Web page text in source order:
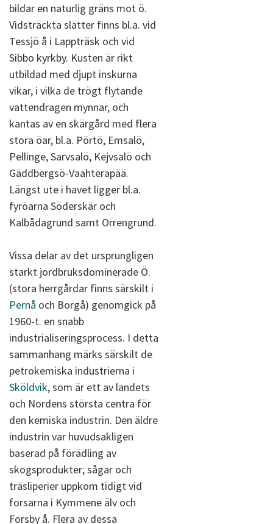
bildar en naturlig gräns mot ö.
Vidsträckta slätter finns bl.a. vid
Tessjö å i Lappträsk och vid
Sibbo kyrkby. Kusten är rikt
utbildad med djupt inskurna
vikar, i vilka de trögt flytande
vattendragen mynnar, och
kantas av en skärgård med flera
stora öar, bl.a. Pörtö, Emsalö,
Pellinge, Sarvsalö, Kejvsalö och
Gäddbergsö-Vaahterapää.
Längst ute i havet ligger bl.a.
fyröarna Söderskär och
Kalbådagrund samt Orrengrund.
Vissa delar av det ursprungligen
starkt jordbruksdominerade Ö.
(stora herrgårdar finns särskilt i
Pernå och Borgå) genomgick på
1960-t. en snabb
industrialiseringsprocess. I detta
sammanhang märks särskilt de
petrokemiska industrierna i
Sköldvik, som är ett av landets
och Nordens största centra för
den kemiska industrin. Den äldre
industrin var huvudsakligen
baserad på förädling av
skogsprodukter; sågar och
träsliperier uppkom tidigt vid
forsarna i Kymmene älv och
Forsby å. Flera av dessa